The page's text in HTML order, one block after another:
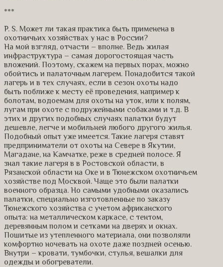
***
P. S. Может ли такая практика быть применена в
охотничьих хозяйствах у нас в России?
На мой взгляд, отчасти – вполне. Ведь жилая
инфраструктура – самая дорогостоящая часть
вложений. Поэтому, скажем на первых порах, можно
обойтись и палаточным лагерем. Понадобится такой
лагерь и в тех случаях, если в сезон охоты надо
быть поближе к месту её проведения, например к
болотам, водоемам для охоты на уток, или к полям,
лугам при охоте с подружейными собаками и т.д. В
этих и других подобных случаях палатки будут
дешевле, легче и мобильней любого другого жилья.
Подобный опыт уже имеется. Такие лагеря ставят
предприниматели от охоты на Севере в Якутии,
Магадане, на Камчатке, реже в средней полосе. Я
знал такие лагеря в в Ростовской области, в
Рязанской области на Оке и в Тюнежском охотничьем
хозяйстве под Москвой. Чаще это были палатки
военного образца. Но самыми удобными оказались
палатки, специально изготовленные по заказу
Тюнежского хозяйства с учетом африканского
опыта: на металлическом каркасе, с тентом,
деревянным полом и сетками на дверях и окнах.
Пошитые из утепленного материала, они позволяли
комфортно ночевать на охоте даже поздней осенью.
Внутри – кровати, тумбочки, стулья, вешалки для
одежды и обогреватели.